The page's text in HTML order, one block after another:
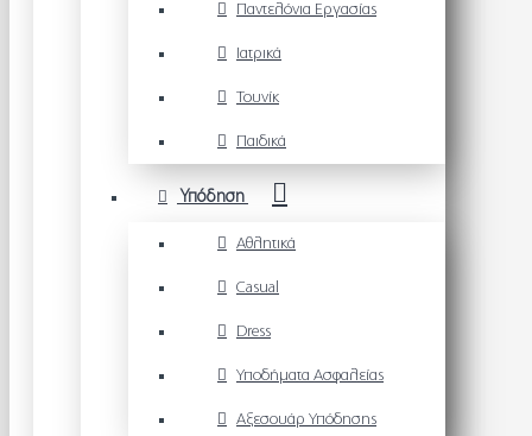
Παντελόνια Εργασίας
Ιατρικά
Τουνίκ
Παιδικά
Υπόδηση
Αθλητικά
Casual
Dress
Υποδήματα Ασφαλείας
Αξεσουάρ Υπόδησης